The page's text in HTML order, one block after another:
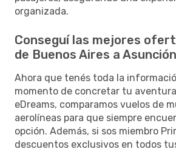
organizada.
Conseguí las mejores
de Buenos Aires a Asunción
Ahora que tenés toda la
momento de concretar tu
eDreams, comparamos vuelos de
aerolíneas para que siempre
opción. Además, si sos miembro
descuentos exclusivos en todos